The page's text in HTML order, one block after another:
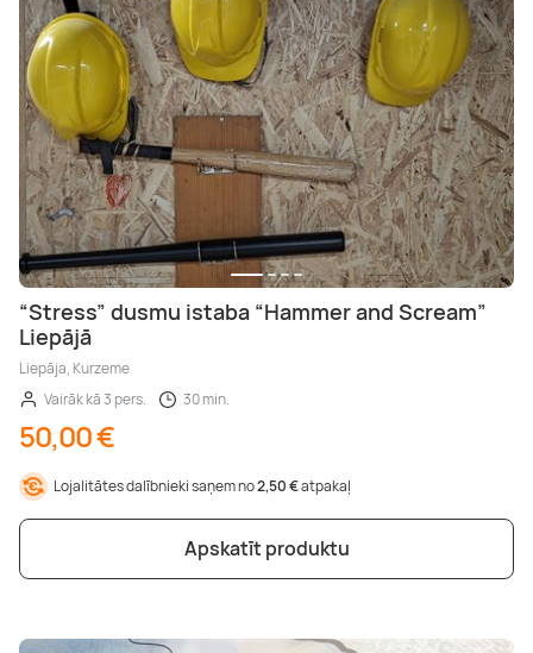
“Stress” dusmu istaba “Hammer and Scream”
Liepājā
Liepāja, Kurzeme
Vairāk kā 3 pers.
30 min.
50,00 €
Lojalitātes dalībnieki saņem no2,50 €atpakaļ
Apskatīt produktu